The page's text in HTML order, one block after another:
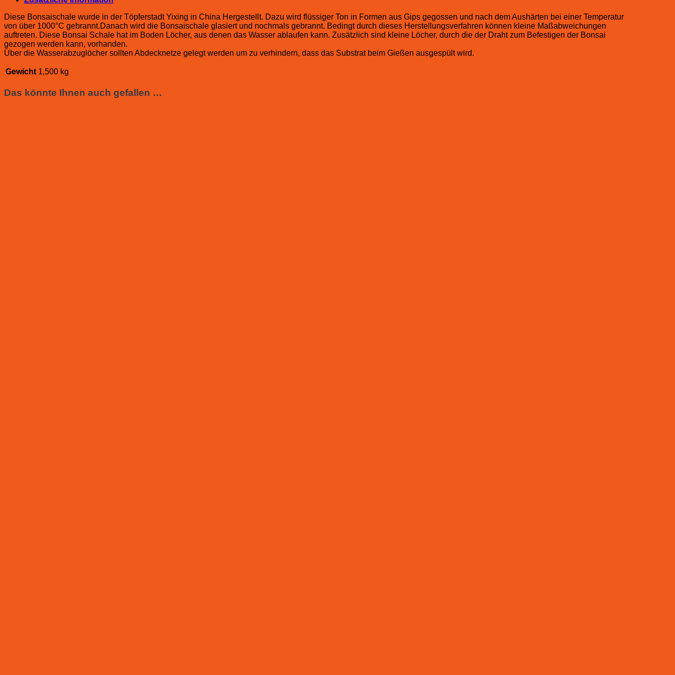
Diese Bonsaischale wurde in der Töpferstadt Yixing in China Hergestellt. Dazu wird flüssiger Ton in Formen aus Gips gegossen und nach dem Aushärten bei einer Temperatur
von über 1000°C gebrannt.Danach wird die Bonsaischale glasiert und nochmals gebrannt. Bedingt durch dieses Herstellungsverfahren können kleine Maßabweichungen
auftreten. Diese Bonsai Schale hat im Boden Löcher, aus denen das Wasser ablaufen kann. Zusätzlich sind kleine Löcher, durch die der Draht zum Befestigen der Bonsai
gezogen werden kann, vorhanden.
Über die Wasserabzuglöcher sollten Abdecknetze gelegt werden um zu verhindern, dass das Substrat beim Gießen ausgespült wird.
Gewicht 1,500 kg
Das könnte Ihnen auch gefallen …